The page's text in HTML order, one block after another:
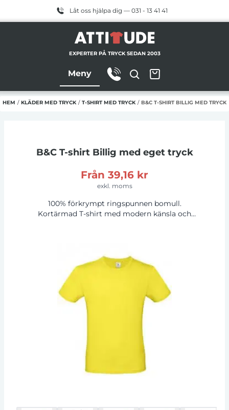
Låt oss hjälpa dig — 031 - 13 41 41
EXPERTER PÅ TRYCK SEDAN 2003
Meny
HEM / KLÄDER MED TRYCK / T-SHIRT MED TRYCK / B&C T-SHIRT BILLIG MED TRYCK
B&C T-shirt Billig med eget tryck
Från 39,16 kr
exkl. moms
100% förkrympt ringspunnen bomull.
Kortärmad T-shirt med modern känsla och
Satin etikett. 100% ringspunnen bomull. Single
jersey stickad trikå. Pre-krympt. Resistent tyg.
Mycket slät och jämn yta. B&C Collection är
medlem i Fair Wear Foundation.